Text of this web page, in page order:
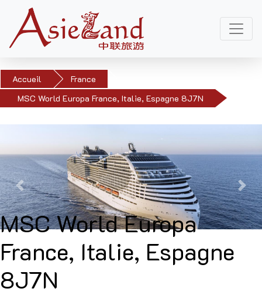
Accueil
France
MSC World Europa France, Italie, Espagne 8J7N
Précédent
MSC World Europa
France, Italie, Espagne
8J7N